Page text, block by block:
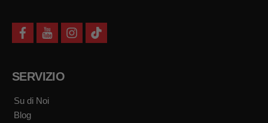
f
a
b
o
y
o
u
b
i
n
t
i
SERVIZIO
Su di Noi
Blog